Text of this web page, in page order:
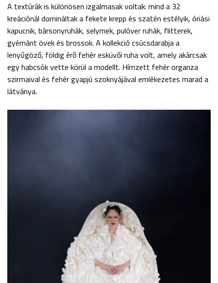
A textúrák is különösen izgalmasak voltak: mind a 32
kreációnál domináltak a fekete krepp és szatén estélyik, óriási
kapucnik, bársonyruhák, selymek, pulóver ruhák, flitterek,
gyémánt övek és brossok. A kollekció csúcsdarabja a
lenyűgöző, földig érő fehér esküvői ruha volt, amely akárcsak
egy habcsók vette körül a modellt. Hímzett fehér organza
szirmaival és fehér gyapjú szoknyájával emlékezetes marad a
látványa.